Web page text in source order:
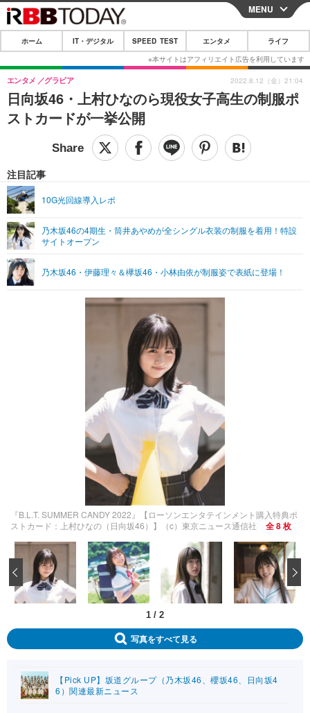
CLOSE
ホーム
IT・デジタル
IT・デジタルTOP スマートフォン
ショッピング その他
SPEED TEST
エンタメTOP 映画・ドラマ
グラビア
ショッピング その他
ライフTOP
その他
リリース一覧
プッシュ通知の停止方法
MENU
ホーム IT・デジタル SPEED TEST エンタメ ライフ
日向坂46・上村ひなのら現役女子高生の制服ポ
ストカードが一挙公開
エンタメ グラビア
注目記事
10G光回線導入レポ
乃木坂46の4期生・筒井あやめが全シングル衣装の制服を着用！特設
サイトオープン
乃木坂46・伊藤理々＆欅坂46・小林由依が制服姿で表紙に登場！
2022.8.12（金）21:04
『B.L.T. SUMMER CANDY 2022』【ローソンエンタテインメント購入特典ポ
ストカード：上村ひなの（日向坂46）】（c）東京ニュース通信社
全 8 枚
1 / 2
‹
写真をすべて見る
【Pick UP】坂道グループ（乃木坂46、櫻坂46、日向坂4
6）関連最新ニュース